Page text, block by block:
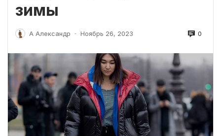
зимы
А Александр - Ноябрь 26, 2023 0